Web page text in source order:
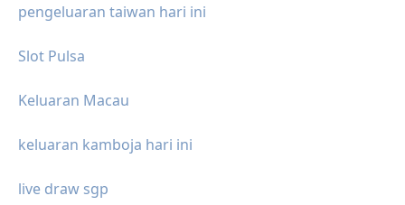
pengeluaran taiwan hari ini
Slot Pulsa
Keluaran Macau
keluaran kamboja hari ini
live draw sgp